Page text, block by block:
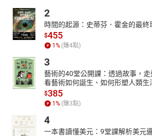
或可作為今日情勢的參考與對照
作者簡介
王駿
財經記者出身，先後任職於《工商時報》、《
報》、《中國時報》，並長期為各大雜誌撰寫
幕祕聞，曾獲金鼎獎。
長期貼身採訪兩蔣時代最具實權央行總裁、行
回憶錄《財經巨擘——俞國華的生涯行腳》，
房故事》、《紅頂商人關係學》、《紅頂商人
生的同學會》等財經、人物專書，及小說《江
暴》。也寫過搖滾樂專欄、台灣美軍電台小史
2
時間的起源：史蒂芬．霍金的最終
$455
1 % (賺4點)
3
藝術的40堂公開課：透過故事，走
看藝術如何誕生、如何形塑人類生
$385
1 % (賺3點)
4
一本書讀懂美元：9堂課解析美元